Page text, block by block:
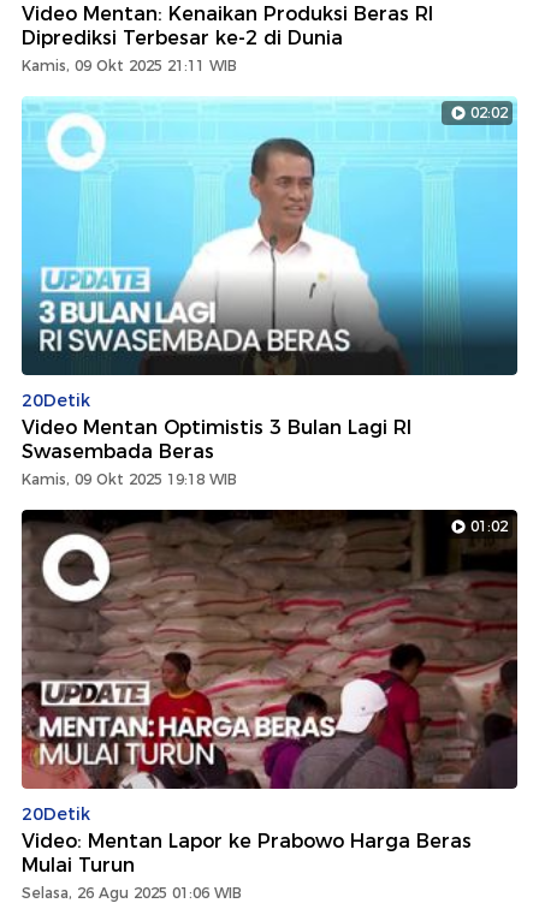
Video Mentan: Kenaikan Produksi Beras RI
Diprediksi Terbesar ke-2 di Dunia
Kamis, 09 Okt 2025 21:11 WIB
02:02
20Detik
Video Mentan Optimistis 3 Bulan Lagi RI
Swasembada Beras
Kamis, 09 Okt 2025 19:18 WIB
01:02
20Detik
Video: Mentan Lapor ke Prabowo Harga Beras
Mulai Turun
Selasa, 26 Agu 2025 01:06 WIB